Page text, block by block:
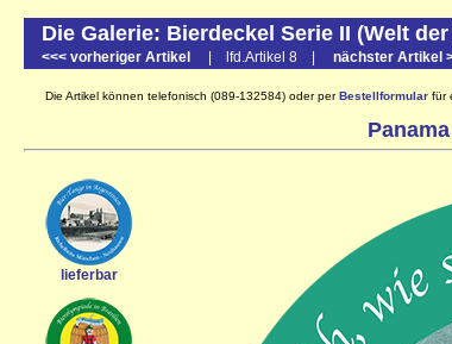
Die Galerie: Bierdeckel Serie II (Welt
<<< vorheriger Artikel | lfd.Artikel 8 | nächster Artikel
Die Artikel können telefonisch (089-132584) oder perBestellformular für
Panama
lieferbar